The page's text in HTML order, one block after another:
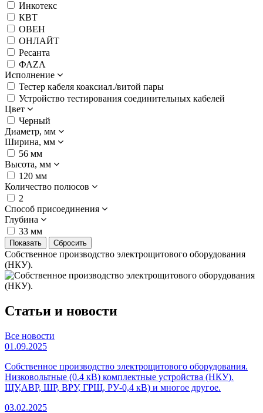
Инкотекс
КВТ
ОВЕН
ОНЛАЙТ
Ресанта
ФАZА
Исполнение
Тестер кабеля коаксиал./витой пары
Устройство тестирования соединительных кабелей
Цвет
Черный
Диаметр, мм
Ширина, мм
56 мм
Высота, мм
120 мм
Количество полюсов
2
Способ присоединения
Глубина
33 мм
Собственное производство электрощитового оборудования
(НКУ).
Статьи и новости
Все новости
01.09.2025
Собственное производство электрощитового оборудования.
Низковольтные (0.4 кВ) комплектные устройства (НКУ).
ЩУ,АВР, ШР, ВРУ, ГРЩ, РУ-0,4 кВ) и многое другое.
03.02.2025